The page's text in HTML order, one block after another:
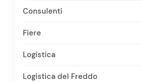
Consulenti
Fiere
Logistica
Logistica del Freddo